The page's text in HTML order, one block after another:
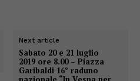
Next article
Sabato 20 e 21 luglio
2019 ore 8.00 – Piazza
Garibaldi 16° raduno